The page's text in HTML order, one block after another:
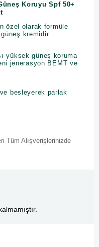
Koruyu Spf 50+
özel olarak formüle
kremidir.
yüksek güneş koruma
jenerasyon BEMT ve
besleyerek parlak
Tüm Alışverişlerinizde